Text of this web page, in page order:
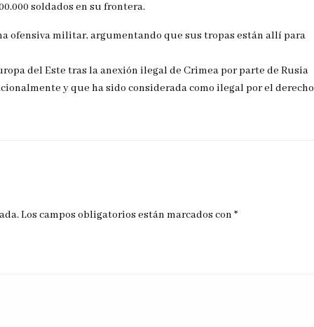
soldados en su frontera.
ofensiva militar, argumentando que sus tropas están allí para
del Este tras la anexión ilegal de Crimea por parte de Rusia
y que ha sido considerada como ilegal por el derecho
Los campos obligatorios están marcados con *